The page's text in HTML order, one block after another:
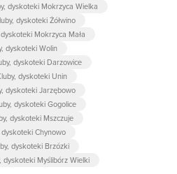
dyskoteki Mokrzyca Wielka
dyskoteki Żółwino
Mokrzyca Mała
dyskoteki Wolin
dyskoteki Darzowice
dyskoteki Unin
dyskoteki Jarzębowo
dyskoteki Gogolice
dyskoteki Mszczuje
dyskoteki Chynowo
dyskoteki Brzózki
dyskoteki Myślibórz Wielki